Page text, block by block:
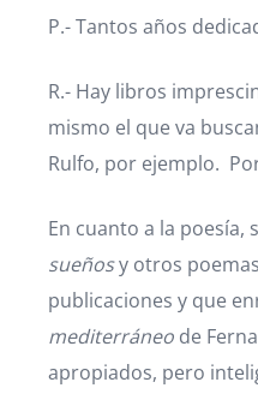
P.- Tantos años
R.- Hay libros
mismo el que va
Rulfo, por ejemplo.
En cuanto a la poesía,
sueñosy otros
publicaciones y que
mediterráneo de
apropiados, pero